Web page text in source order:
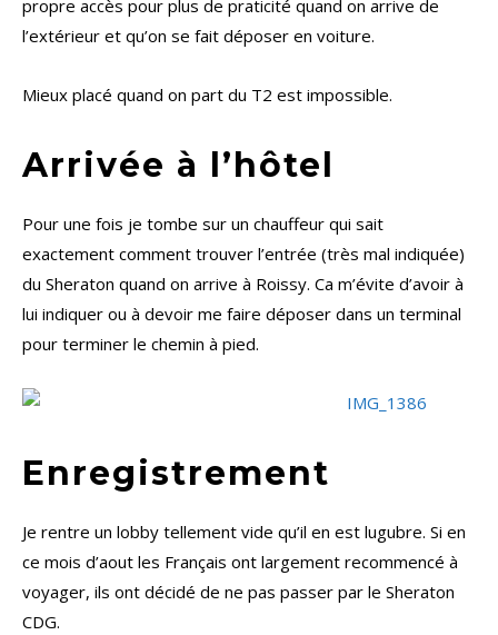
propre accès pour plus de praticité quand on arrive de
l’extérieur et qu’on se fait déposer en voiture.
Mieux placé quand on part du T2 est impossible.
Arrivée à l’hôtel
Pour une fois je tombe sur un chauffeur qui sait
exactement comment trouver l’entrée (très mal indiquée)
du Sheraton quand on arrive à Roissy. Ca m’évite d’avoir à
lui indiquer ou à devoir me faire déposer dans un terminal
pour terminer le chemin à pied.
Enregistrement
Je rentre un lobby tellement vide qu’il en est lugubre. Si en
ce mois d’aout les Français ont largement recommencé à
voyager, ils ont décidé de ne pas passer par le Sheraton
CDG.